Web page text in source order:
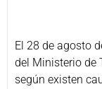
El 28 de agosto
del Ministerio de
según existen